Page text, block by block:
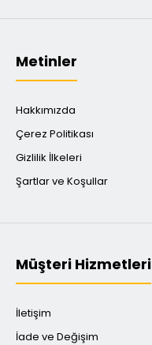
Metinler
Hakkımızda
Çerez Politikası
Gizlilik İlkeleri
Şartlar ve Koşullar
Müşteri Hizmetleri
İletişim
İade ve Değişim